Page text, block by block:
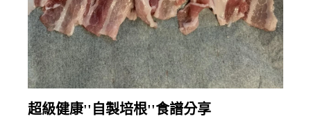
繼續閱讀
超級健康''自製培根''食譜分享